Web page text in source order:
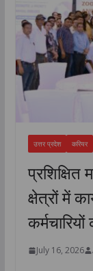
उत्तर प्रदेश करियर
क्षेत्रों में
July 16, 2026